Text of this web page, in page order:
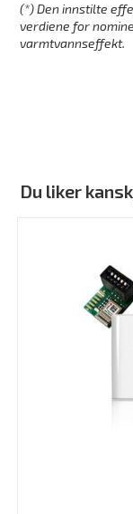
(*) Den innstilte
verdiene for
varmtvannseffekt.
Du liker